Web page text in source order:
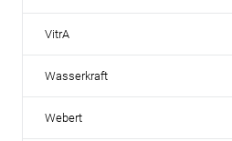
VitrA
Wasserkraft
Webert